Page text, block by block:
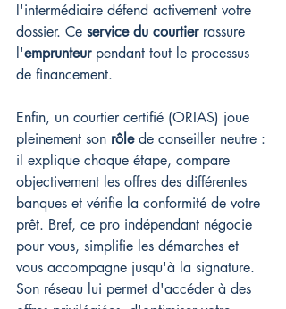
l'intermédiaire défend activement votre
dossier. Ce service du courtier rassure
l'emprunteur pendant tout le processus
de financement.
Enfin, un courtier certifié (ORIAS) joue
pleinement son rôle de conseiller neutre :
il explique chaque étape, compare
objectivement les offres des différentes
banques et vérifie la conformité de votre
prêt. Bref, ce pro indépendant négocie
pour vous, simplifie les démarches et
vous accompagne jusqu'à la signature.
Son réseau lui permet d'accéder à des